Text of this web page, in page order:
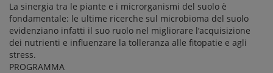
La sinergia tra le piante e i microrganismi del suolo è
fondamentale: le ultime ricerche sul microbioma del suolo
evidenziano infatti il suo ruolo nel migliorare l’acquisizione
dei nutrienti e influenzare la tolleranza alle fitopatie e agli
stress.
PROGRAMMA